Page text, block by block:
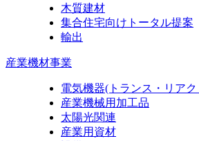
木質建材
集合住宅向けトータル提案
輸出
産業機材事業
電気機器(トランス・リア
産業機械用加工品
太陽光関連
産業用資材